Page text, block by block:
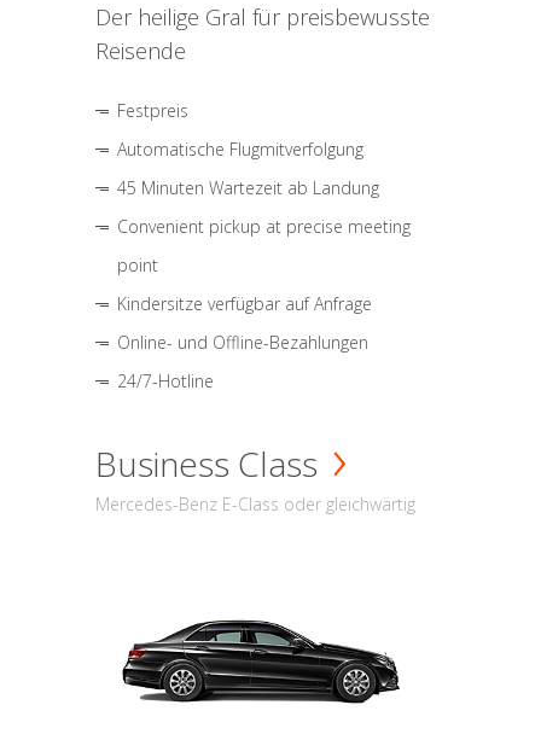
Der heilige Gral für preisbewusste
Reisende
Festpreis
Automatische Flugmitverfolgung
45 Minuten Wartezeit ab Landung
Convenient pickup at precise meeting
point
Kindersitze verfügbar auf Anfrage
Online- und Offline-Bezahlungen
24/7-Hotline
Business Class
Mercedes-Benz E-Class oder gleichwärtig